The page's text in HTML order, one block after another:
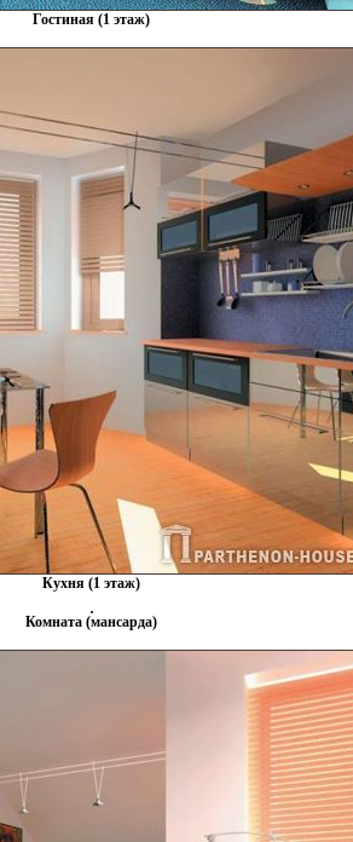
Гостиная (1 этаж)
Кухня (1 этаж)
Комната (мансарда)